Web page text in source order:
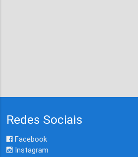
Redes Sociais
Facebook
Instagram